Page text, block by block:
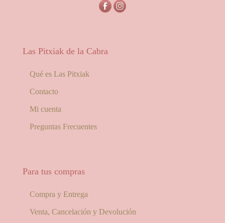
Las Pitxiak de la Cabra
Qué es Las Pitxiak
Contacto
Mi cuenta
Preguntas Frecuentes
Para tus compras
Compra y Entrega
Venta, Cancelación y Devolución